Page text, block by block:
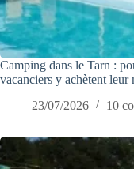
Camping dans le Tarn :
vacanciers y achètent leur
23/07/2026
10